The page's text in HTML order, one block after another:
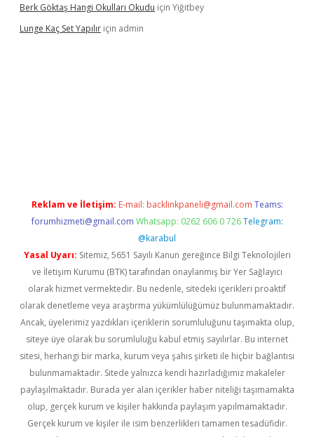
Berk Göktaş Hangi Okulları Okudu için Yiğitbey
Lunge Kaç Set Yapılır için admin
Reklam ve İletişim: E-mail: backlinkpaneli@gmail.com Teams:
forumhizmeti@gmail.com Whatsapp: 0262 606 0 726 Telegram:
@karabul
Yasal Uyarı: Sitemiz, 5651 Sayılı Kanun gereğince Bilgi Teknolojileri
ve İletişim Kurumu (BTK) tarafından onaylanmış bir Yer Sağlayıcı
olarak hizmet vermektedir. Bu nedenle, sitedeki içerikleri proaktif
olarak denetleme veya araştırma yükümlülüğümüz bulunmamaktadır.
Ancak, üyelerimiz yazdıkları içeriklerin sorumluluğunu taşımakta olup,
siteye üye olarak bu sorumluluğu kabul etmiş sayılırlar. Bu internet
sitesi, herhangi bir marka, kurum veya şahıs şirketi ile hiçbir bağlantısı
bulunmamaktadır. Sitede yalnızca kendi hazırladığımız makaleler
paylaşılmaktadır. Burada yer alan içerikler haber niteliği taşımamakta
olup, gerçek kurum ve kişiler hakkında paylaşım yapılmamaktadır.
Gerçek kurum ve kişiler ile isim benzerlikleri tamamen tesadüfidir.